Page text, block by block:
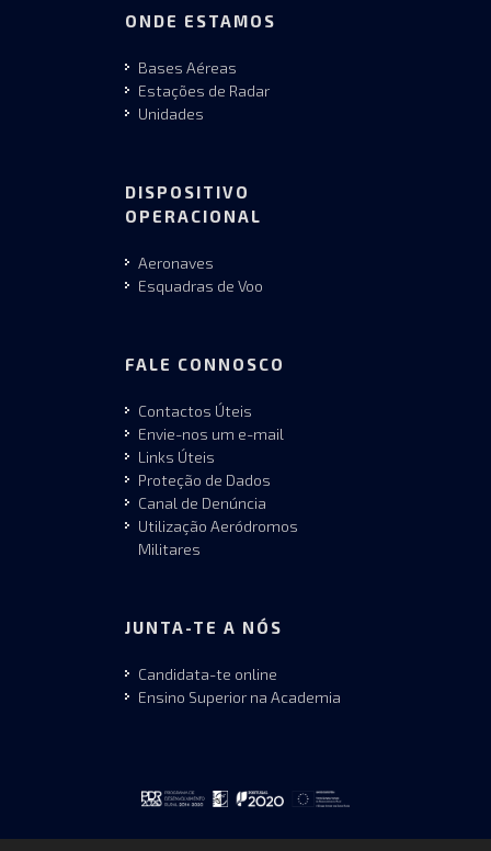
ONDE ESTAMOS
Bases Aéreas
Estações de Radar
Unidades
DISPOSITIVO
OPERACIONAL
Aeronaves
Esquadras de Voo
FALE CONNOSCO
Contactos Úteis
Envie-nos um e-mail
Links Úteis
Proteção de Dados
Canal de Denúncia
Utilização Aeródromos
Militares
JUNTA-TE A NÓS
Candidata-te online
Ensino Superior na Academia